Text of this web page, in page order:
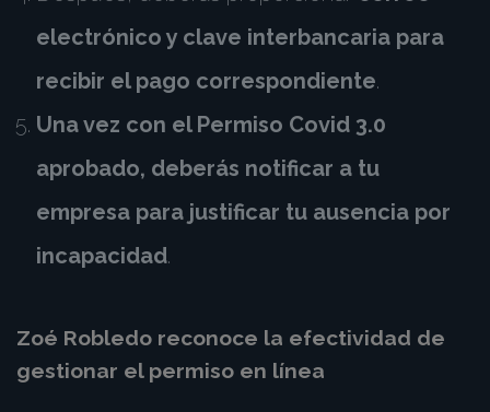
electrónico y clave interbancaria para
recibir el pago correspondiente.
Una vez con el Permiso Covid 3.0
aprobado, deberás notificar a tu
empresa para justificar tu ausencia por
incapacidad.
Zoé Robledo reconoce la efectividad de
gestionar el permiso en línea